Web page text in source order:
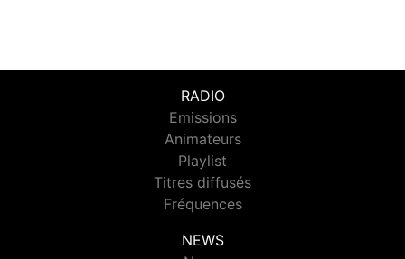
RADIO
Emissions
Animateurs
Playlist
Titres diffusés
Fréquences
NEWS